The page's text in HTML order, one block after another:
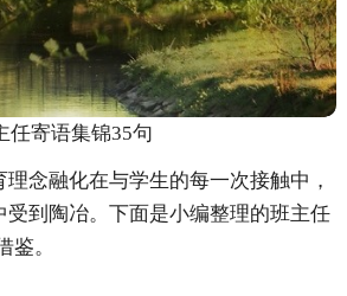
任寄语集锦35句
念融化在与学生的每一次接触中，
受到陶冶。下面是小编整理的班主任
鉴。